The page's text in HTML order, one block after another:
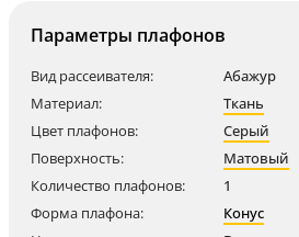
Параметры плафонов
Вид рассеивателя:
Абажур
Материал:
Ткань
Цвет плафонов:
Серый
Поверхность:
Матовый
Количество плафонов:
1
Форма плафона:
Конус